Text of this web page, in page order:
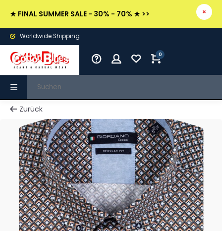
★ FINAL SUMMER SALE - 30% - 70% ★ >>
Worldwide Shipping
0
Zurück